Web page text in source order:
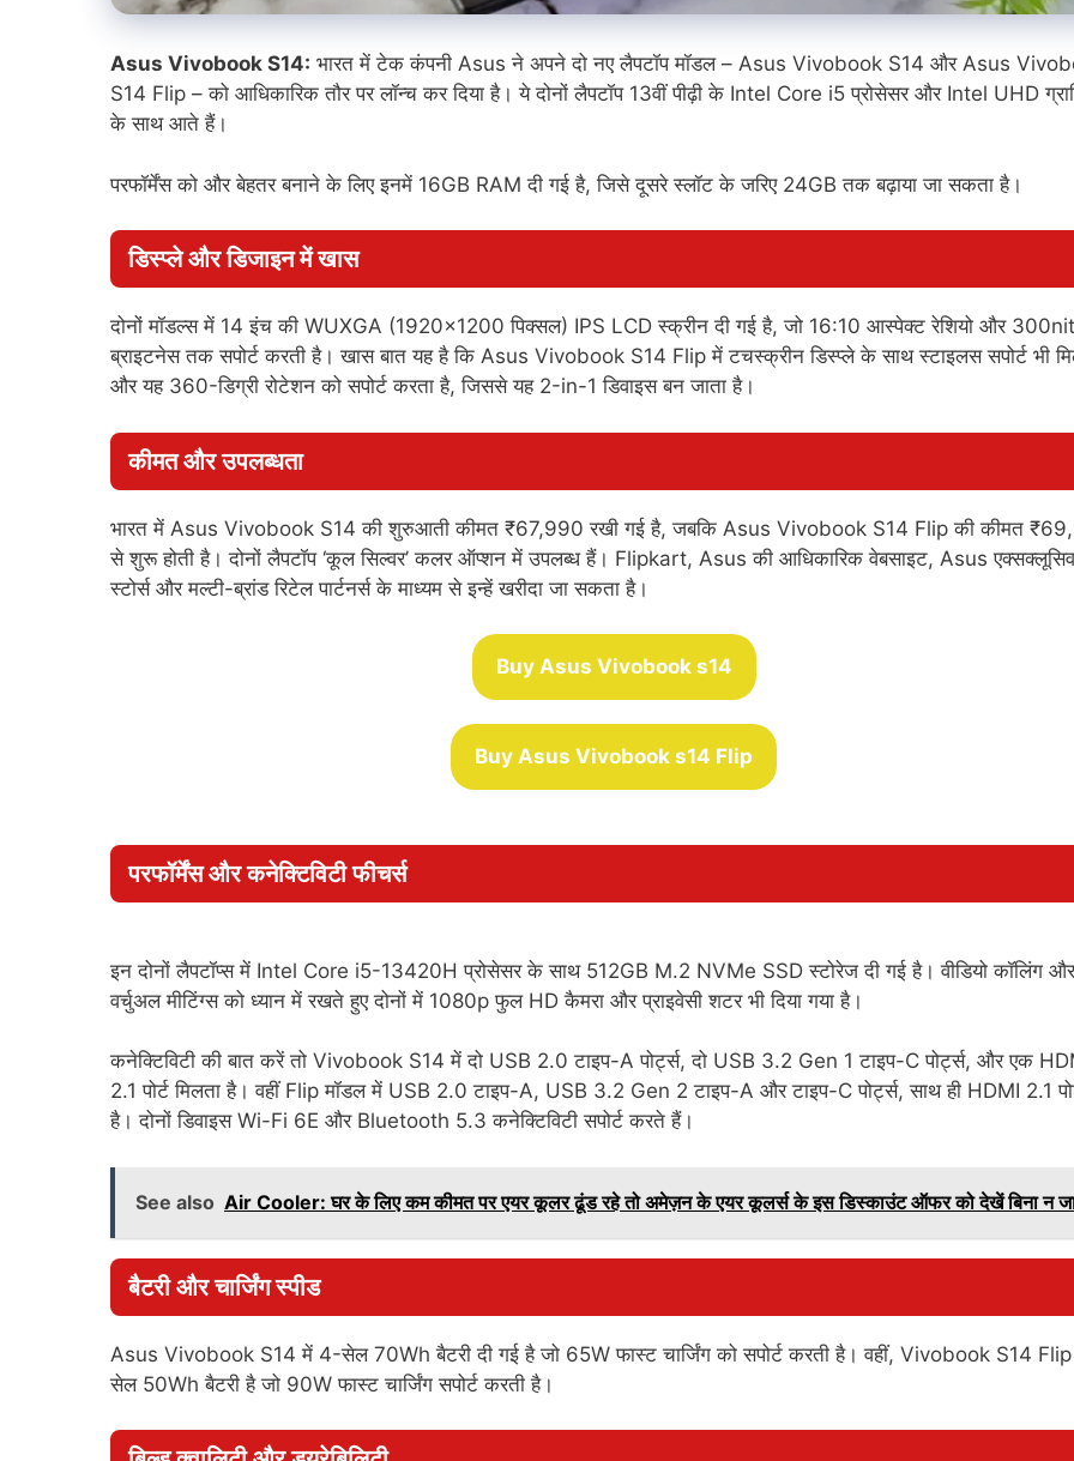
Asus Vivobook S14: भारत में टेक कंपनी Asus ने अपने दो नए लैपटॉप मॉडल – Asus Vivobook S14 और Asus
S14 Flip – को आधिकारिक तौर पर लॉन्च कर दिया है। ये दोनों लैपटॉप 13वीं पीढ़ी के Intel Core i5 प्रोसेसर और Intel UHD
के साथ आते हैं।
परफॉर्मेंस को और बेहतर बनाने के लिए इनमें 16GB RAM दी गई है, जिसे दूसरे स्लॉट के जरिए 24GB तक बढ़ाया जा सकता है।
डिस्प्ले और डिजाइन में खास
दोनों मॉडल्स में 14 इंच की WUXGA (1920×1200 पिक्सल) IPS LCD स्क्रीन दी गई है, जो 16:10 आस्पेक्ट रेशियो और
ब्राइटनेस तक सपोर्ट करती है। खास बात यह है कि Asus Vivobook S14 Flip में टचस्क्रीन डिस्प्ले के साथ स्टाइलस सपोर्ट भी
और यह 360-डिग्री रोटेशन को सपोर्ट करता है, जिससे यह 2-in-1 डिवाइस बन जाता है।
कीमत और उपलब्धता
भारत में Asus Vivobook S14 की शुरुआती कीमत ₹67,990 रखी गई है, जबकि Asus Vivobook S14 Flip की कीमत
से शुरू होती है। दोनों लैपटॉप ‘कूल सिल्वर’ कलर ऑप्शन में उपलब्ध हैं। Flipkart, Asus की आधिकारिक वेबसाइट, Asus एक्सक्लूसिव
स्टोर्स और मल्टी-ब्रांड रिटेल पार्टनर्स के माध्यम से इन्हें खरीदा जा सकता है।
Buy Asus Vivobook s14
Buy Asus Vivobook s14 Flip
परफॉर्मेंस और कनेक्टिविटी फीचर्स
इन दोनों लैपटॉप्स में Intel Core i5-13420H प्रोसेसर के साथ 512GB M.2 NVMe SSD स्टोरेज दी गई है। वीडियो कॉलिंग और
वर्चुअल मीटिंग्स को ध्यान में रखते हुए दोनों में 1080p फुल HD कैमरा और प्राइवेसी शटर भी दिया गया है।
कनेक्टिविटी की बात करें तो Vivobook S14 में दो USB 2.0 टाइप-A पोर्ट्स, दो USB 3.2 Gen 1 टाइप-C पोर्ट्स, और एक
2.1 पोर्ट मिलता है। वहीं Flip मॉडल में USB 2.0 टाइप-A, USB 3.2 Gen 2 टाइप-A और टाइप-C पोर्ट्स, साथ ही HDMI 2.1
है। दोनों डिवाइस Wi-Fi 6E और Bluetooth 5.3 कनेक्टिविटी सपोर्ट करते हैं।
See also Air Cooler: घर के लिए कम कीमत पर एयर कूलर ढूंड रहे तो अमेज़न के एयर कूलर्स के इस डिस्काउंट ऑफर को देखें बिना न
बैटरी और चार्जिंग स्पीड
Asus Vivobook S14 में 4-सेल 70Wh बैटरी दी गई है जो 65W फास्ट चार्जिंग को सपोर्ट करती है। वहीं, Vivobook S14
सेल 50Wh बैटरी है जो 90W फास्ट चार्जिंग सपोर्ट करती है।